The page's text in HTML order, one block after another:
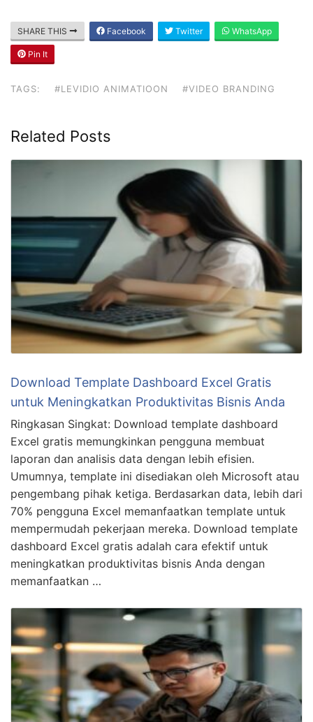
SHARE THIS Facebook Twitter WhatsApp
Pin It
TAGS: #LEVIDIO ANIMATIOON #VIDEO BRANDING
Related Posts
Download Template Dashboard Excel Gratis
untuk Meningkatkan Produktivitas Bisnis Anda
Ringkasan Singkat: Download template dashboard
Excel gratis memungkinkan pengguna membuat
laporan dan analisis data dengan lebih efisien.
Umumnya, template ini disediakan oleh Microsoft atau
pengembang pihak ketiga. Berdasarkan data, lebih dari
70% pengguna Excel memanfaatkan template untuk
mempermudah pekerjaan mereka. Download template
dashboard Excel gratis adalah cara efektif untuk
meningkatkan produktivitas bisnis Anda dengan
memanfaatkan …